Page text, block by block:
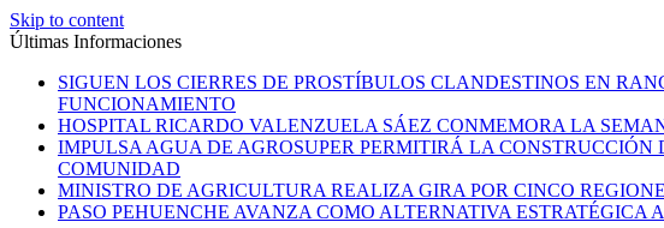
Skip to content
Últimas Informaciones
SIGUEN LOS CIERRES DE PROSTÍBULOS CLANDESTINOS EN
FUNCIONAMIENTO
HOSPITAL RICARDO VALENZUELA SÁEZ CONMEMORA LA
IMPULSA AGUA DE AGROSUPER PERMITIRÁ LA
COMUNIDAD
MINISTRO DE AGRICULTURA REALIZA GIRA POR CINCO
PASO PEHUENCHE AVANZA COMO ALTERNATIVA ESTRATÉGICA